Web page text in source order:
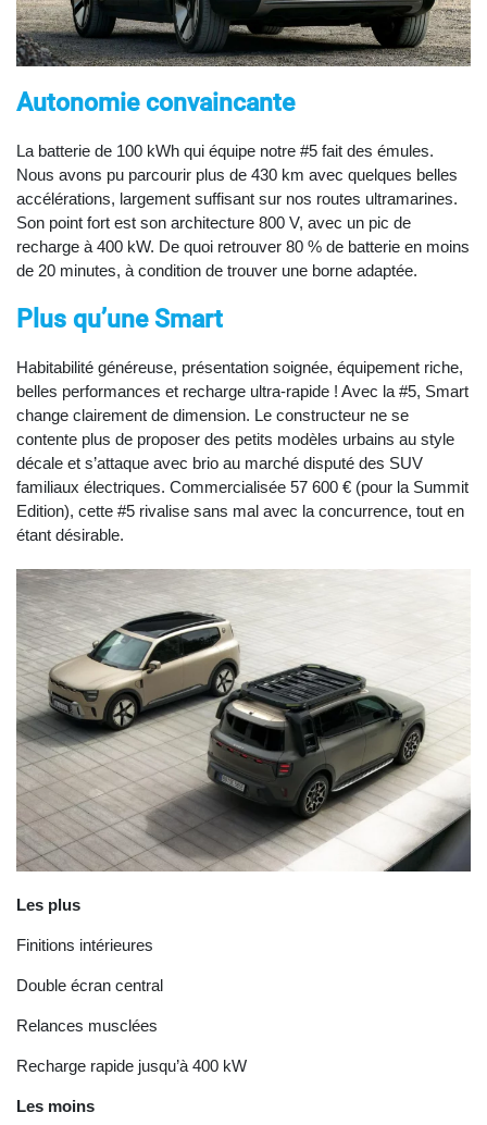
Autonomie convaincante
La batterie de 100 kWh qui équipe notre #5 fait des émules.
Nous avons pu parcourir plus de 430 km avec quelques belles
accélérations, largement suffisant sur nos routes ultramarines.
Son point fort est son architecture 800 V, avec un pic de
recharge à 400 kW. De quoi retrouver 80 % de batterie en moins
de 20 minutes, à condition de trouver une borne adaptée.
Plus qu’une Smart
Habitabilité généreuse, présentation soignée, équipement riche,
belles performances et recharge ultra-rapide ! Avec la #5, Smart
change clairement de dimension. Le constructeur ne se
contente plus de proposer des petits modèles urbains au style
décale et s’attaque avec brio au marché disputé des SUV
familiaux électriques. Commercialisée 57 600 € (pour la Summit
Edition), cette #5 rivalise sans mal avec la concurrence, tout en
étant désirable.
Les plus
Finitions intérieures
Double écran central
Relances musclées
Recharge rapide jusqu’à 400 kW
Les moins